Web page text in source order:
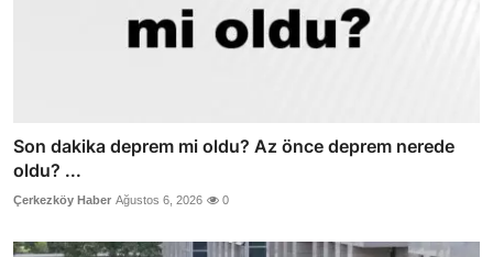
Son dakika deprem mi oldu? Az önce deprem nerede
oldu? ...
Çerkezköy Haber Ağustos 6, 2026 0